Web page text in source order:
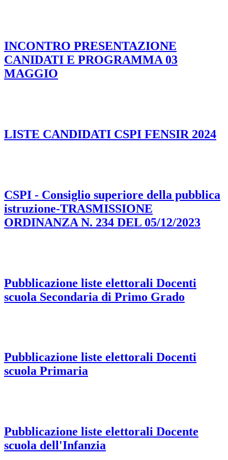
INCONTRO PRESENTAZIONE
CANIDATI E PROGRAMMA 03
MAGGIO
LISTE CANDIDATI CSPI FENSIR 2024
CSPI - Consiglio superiore della pubblica
istruzione-TRASMISSIONE
ORDINANZA N. 234 DEL 05/12/2023
Pubblicazione liste elettorali Docenti
scuola Secondaria di Primo Grado
Pubblicazione liste elettorali Docenti
scuola Primaria
Pubblicazione liste elettorali Docente
scuola dell'Infanzia